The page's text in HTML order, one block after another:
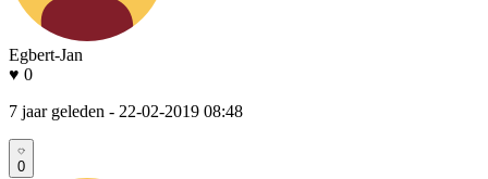
Egbert-Jan
♥ 0
7 jaar geleden - 22-02-2019 08:48
0